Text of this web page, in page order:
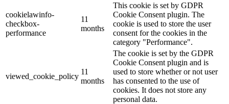
cookielawinfo-
checkbox-
performance
11
months
This cookie is set by GDPR
Cookie Consent plugin. The
cookie is used to store the user
consent for the cookies in the
category "Performance".
viewed_cookie_policy
11
months
The cookie is set by the GDPR
Cookie Consent plugin and is
used to store whether or not user
has consented to the use of
cookies. It does not store any
personal data.